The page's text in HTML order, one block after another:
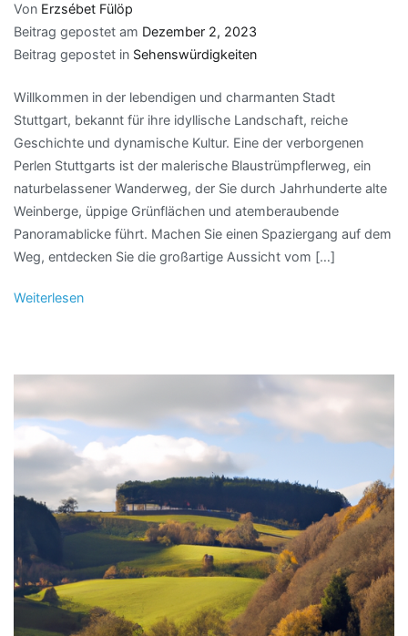
Von Erzsébet Fülöp
Beitrag gepostet am Dezember 2, 2023
Beitrag gepostet in Sehenswürdigkeiten
Willkommen in der lebendigen und charmanten Stadt
Stuttgart, bekannt für ihre idyllische Landschaft, reiche
Geschichte und dynamische Kultur. Eine der verborgenen
Perlen Stuttgarts ist der malerische Blaustrümpflerweg, ein
naturbelassener Wanderweg, der Sie durch Jahrhunderte alte
Weinberge, üppige Grünflächen und atemberaubende
Panoramablicke führt. Machen Sie einen Spaziergang auf dem
Weg, entdecken Sie die großartige Aussicht vom […]
Weiterlesen